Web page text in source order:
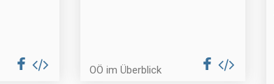
OÖ im Überblick